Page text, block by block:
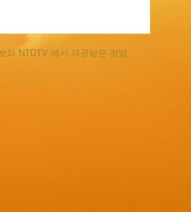
와 NTDTV 에서 제공받은 것임.